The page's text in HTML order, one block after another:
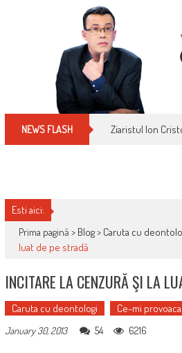
NEWS FLASH Ziaristul Ion
Esti aici:
Prima pagină > Blog> Caruta cu
luat de pe stradă
INCITARE LA CENZURĂ ŞI LA
Caruta cu deontologi Ce-mi
January 30, 2013
54 6216